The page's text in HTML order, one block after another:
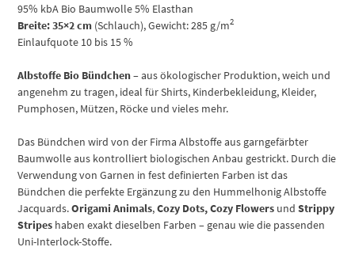
95% kbA Bio Baumwolle 5% Elasthan
Breite: 35×2 cm (Schlauch), Gewicht: 285 g/m2
Einlaufquote 10 bis 15 %
Albstoffe Bio Bündchen– aus ökologischer Produktion, weich und
angenehm zu tragen, ideal für Shirts, Kinderbekleidung, Kleider,
Pumphosen, Mützen, Röcke und vieles mehr.
Das Bündchen wird von der Firma Albstoffe aus garngefärbter
Baumwolle aus kontrolliert biologischen Anbau gestrickt. Durch die
Verwendung von Garnen in fest definierten Farben ist das
Bündchen die perfekte Ergänzung zu den Hummelhonig Albstoffe
Jacquards.Origami Animals,Cozy Dots, Cozy Flowers undStrippy
Stripes haben exakt dieselben Farben – genau wie die passenden
Uni-Interlock-Stoffe.